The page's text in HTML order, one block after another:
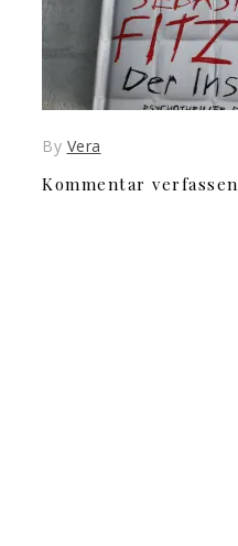
By Vera
Kommentar verfassen